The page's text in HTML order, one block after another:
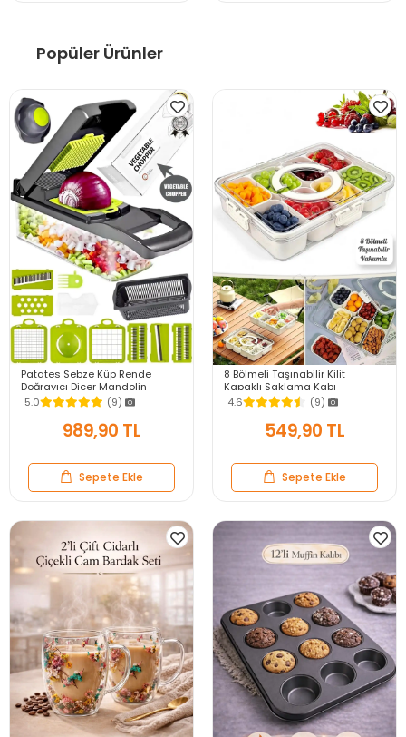
Popüler Ürünler
Patates Sebze Küp Rende
Doğrayıcı Dicer Mandolin
Dilimleyici Jülyen Kesici
Vegetable Chopper Seti
5.0 (9)
989,90 TL
Sepete Ekle
8 Bölmeli Taşınabilir Kilit
Kapaklı Saklama Kabı
Kahvaltılık Organizer Piknik Seti
Gıda Kutusu
4.6 (9)
549,90 TL
Sepete Ekle